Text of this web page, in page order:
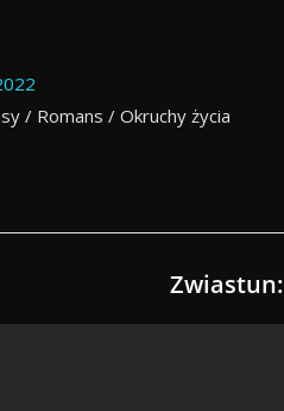
/ Romans / Okruchy życia
Zwiastun: